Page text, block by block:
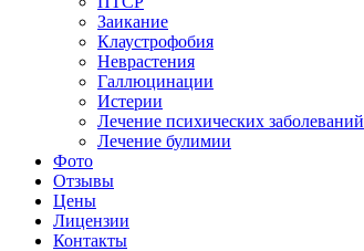
Заикание
Клаустрофобия
Неврастения
Галлюцинации
Истерии
Лечение психических заболеваний
Лечение булимии
Фото
Отзывы
Цены
Лицензии
Контакты